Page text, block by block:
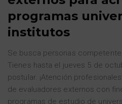
programas
institutos
Se busca personas
Tienes hasta el jueves 5 de
postular. ¡Atención
de evaluadores externos con
programas de estudio de